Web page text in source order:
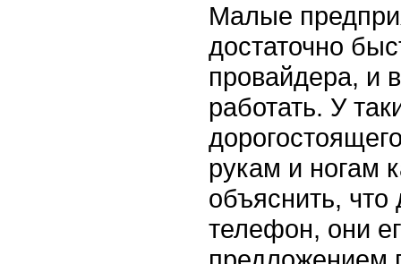
Малые
достаточно
провайдера, и
работать. У
рукам и ногам
объяснить,
телефон, они